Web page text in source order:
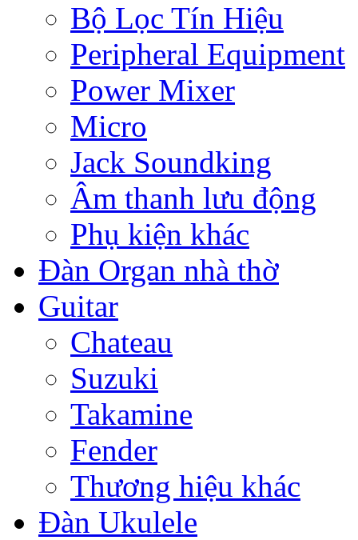
Bộ Lọc Tín Hiệu
Peripheral Equipment
Power Mixer
Micro
Jack Soundking
Âm thanh lưu động
Phụ kiện khác
Đàn Organ nhà thờ
Guitar
Chateau
Suzuki
Takamine
Fender
Thương hiệu khác
Đàn Ukulele